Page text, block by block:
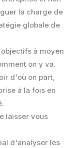
la charge de
globale de
à moyen
on y va.
d'où on part,
à la fois en
laisser vous
d'analyser les